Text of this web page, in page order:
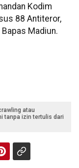
Kodim
88 Antiteror,
Madiun.
atau
tanpa izin tertulis dari